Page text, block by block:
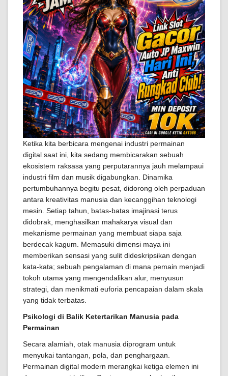
Ketika kita berbicara mengenai industri permainan
digital saat ini, kita sedang membicarakan sebuah
ekosistem raksasa yang perputarannya jauh melampaui
industri film dan musik digabungkan. Dinamika
pertumbuhannya begitu pesat, didorong oleh perpaduan
antara kreativitas manusia dan kecanggihan teknologi
mesin. Setiap tahun, batas-batas imajinasi terus
didobrak, menghasilkan mahakarya visual dan
mekanisme permainan yang membuat siapa saja
berdecak kagum. Memasuki dimensi maya ini
memberikan sensasi yang sulit dideskripsikan dengan
kata-kata; sebuah pengalaman di mana pemain menjadi
tokoh utama yang mengendalikan alur, menyusun
strategi, dan menikmati euforia pencapaian dalam skala
yang tidak terbatas.
Psikologi di Balik Ketertarikan Manusia pada
Permainan
Secara alamiah, otak manusia diprogram untuk
menyukai tantangan, pola, dan penghargaan.
Permainan digital modern merangkai ketiga elemen ini